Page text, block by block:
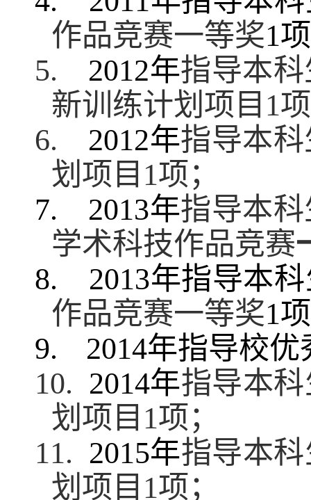
作品竞赛一等奖1
5.
2012年指导本
新训练计划项目 1
6.
2012年指导本
划项目 1项；
7.
2013年指导本
学术科技作品竞赛
8.
2013年指导本
作品竞赛一等奖1
9.
2014年指导校优
10. 2014年指导本
划项目 1项；
11. 2015年指导本
划项目 1项；